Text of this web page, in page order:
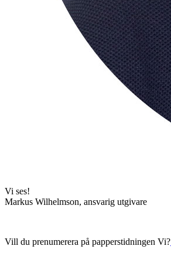
Vi ses!
Markus Wilhelmson, ansvarig utgivare
Vill du prenumerera på papperstidningen Vi?